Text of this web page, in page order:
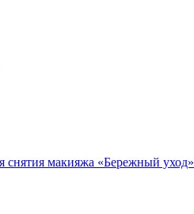
снятия макияжа «Бережный уход»